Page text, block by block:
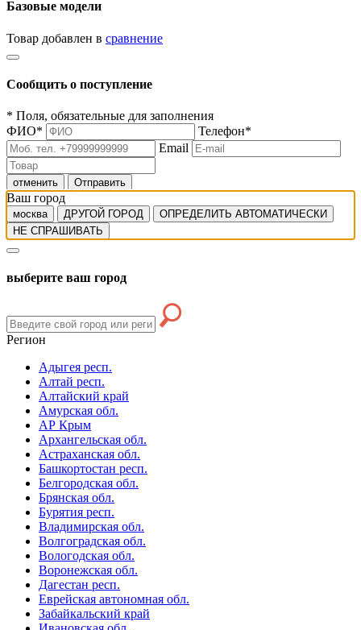
Базовые модели
Товар добавлен в сравнение
Сообщить о поступление
* Поля, обязательные для заполнения
ФИО* Телефон*
Email
отменить Отправить
Ваш город
москва ДРУГОЙ ГОРОД
ОПРЕДЕЛИТЬ АВТОМАТИЧЕСКИ
НЕ СПРАШИВАТЬ
выберите ваш город
Регион
Адыгея респ.
Алтай респ.
Алтайский край
Амурская обл.
АР Крым
Архангельская обл.
Астраханская обл.
Башкортостан респ.
Белгородская обл.
Брянская обл.
Бурятия респ.
Владимирская обл.
Волгоградская обл.
Вологодская обл.
Воронежская обл.
Дагестан респ.
Еврейская автономная обл.
Забайкальский край